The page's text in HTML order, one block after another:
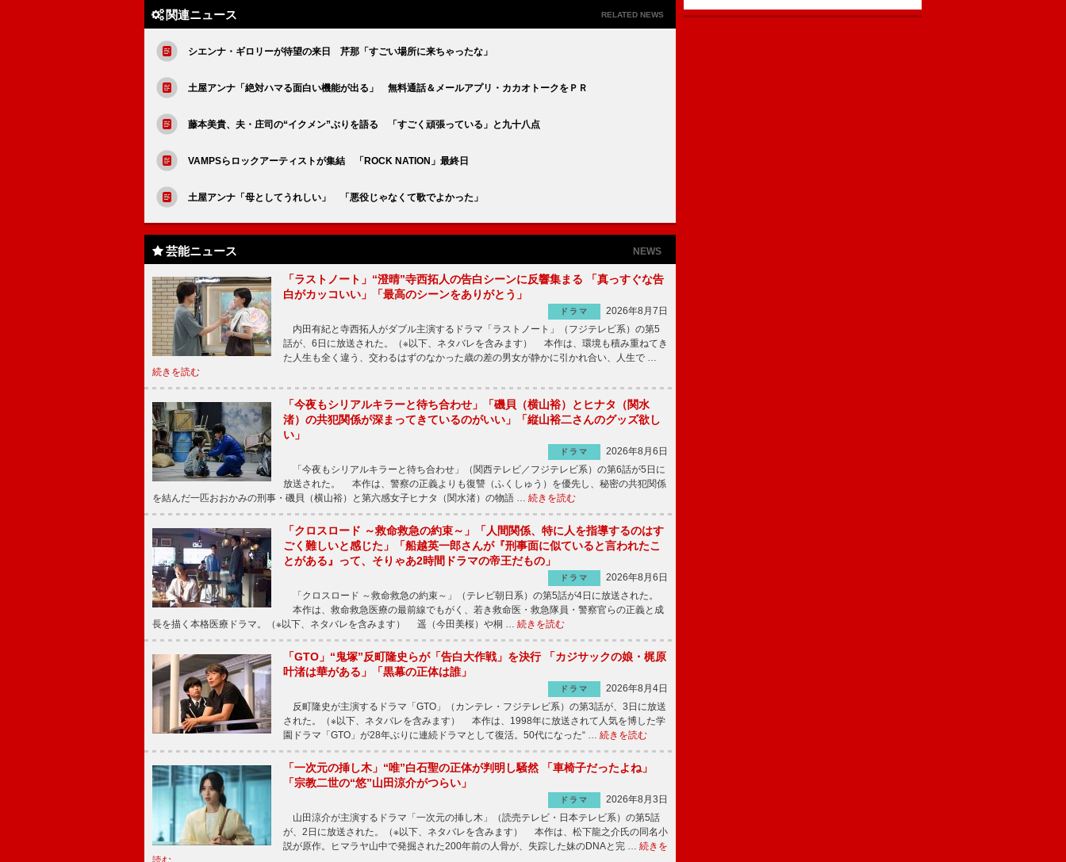
関連ニュース RELATED NEWS
シエンナ・ギロリーが待望の来日 芹那「すごい場所に来ちゃったな」
土屋アンナ「絶対ハマる面白い機能が出る」 無料通話＆メールアプリ・カカオトークをＰＲ
藤本美貴、夫・庄司の“イクメン”ぶりを語る 「すごく頑張っている」と九十八点
VAMPSらロックアーティストが集結 「ROCK NATION」最終日
土屋アンナ「母としてうれしい」 「悪役じゃなくて歌でよかった」
芸能ニュース NEWS
「ラストノート」“澄晴”寺西拓人の告白シーンに反響集まる 「真っすぐな告
白がカッコいい」「最高のシーンをありがとう」
ドラマ
2026年8月7日
内田有紀と寺西拓人がダブル主演するドラマ「ラストノート」（フジテレビ系）の第5
話が、6日に放送された。（※以下、ネタバレを含みます） 本作は、環境も積み重ねてき
た人生も全く違う、交わるはずのなかった歳の差の男女が静かに引かれ合い、人生で …
続きを読む
「今夜もシリアルキラーと待ち合わせ」「磯貝（横山裕）とヒナタ（関水
渚）の共犯関係が深まってきているのがいい」「縦山裕二さんのグッズ欲し
い」
ドラマ
2026年8月6日
「今夜もシリアルキラーと待ち合わせ」（関西テレビ／フジテレビ系）の第6話が5日に
放送された。 本作は、警察の正義よりも復讐（ふくしゅう）を優先し、秘密の共犯関係
を結んだ一匹おおかみの刑事・磯貝（横山裕）と第六感女子ヒナタ（関水渚）の物語 … 続きを読む
「クロスロード ～救命救急の約束～」「人間関係、特に人を指導するのはす
ごく難しいと感じた」「船越英一郎さんが『刑事面に似ていると言われたこ
とがある』って、そりゃあ2時間ドラマの帝王だもの」
ドラマ
2026年8月6日
「クロスロード ～救命救急の約束～」（テレビ朝日系）の第5話が4日に放送された。
本作は、救命救急医療の最前線でもがく、若き救命医・救急隊員・警察官らの正義と成
長を描く本格医療ドラマ。（※以下、ネタバレを含みます） 遥（今田美桜）や桐 … 続きを読む
「GTO」“鬼塚”反町隆史らが「告白大作戦」を決行 「カジサックの娘・梶原
叶渚は華がある」「黒幕の正体は誰」
ドラマ
2026年8月4日
反町隆史が主演するドラマ「GTO」（カンテレ・フジテレビ系）の第3話が、3日に放送
された。（※以下、ネタバレを含みます） 本作は、1998年に放送されて人気を博した学
園ドラマ「GTO」が28年ぶりに連続ドラマとして復活。50代になった“ … 続きを読む
「一次元の挿し木」“唯”白石聖の正体が判明し騒然 「車椅子だったよね」
「宗教二世の“悠”山田涼介がつらい」
ドラマ
2026年8月3日
山田涼介が主演するドラマ「一次元の挿し木」（読売テレビ・日本テレビ系）の第5話
が、2日に放送された。（※以下、ネタバレを含みます） 本作は、松下龍之介氏の同名小
説が原作。ヒマラヤ山中で発掘された200年前の人骨が、失踪した妹のDNAと完 … 続きを